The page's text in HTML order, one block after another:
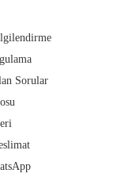
Sorular